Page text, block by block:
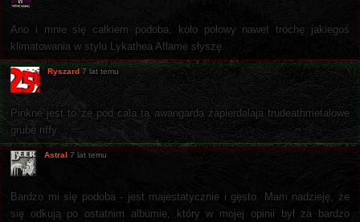
Ano i mnie się całkiem podoba, koło połowy nawet trochę jakiegoś
klimatowania w stylu Lykathea Aflame słyszę.
Ryszard 7 lat temu
Pinkne jest to ze pod cala ta awangarda zapierdalaja trudeathmetalowe
grube riffy.
Astral 7 lat temu
Bardzo mi się podoba - jest majestatycznie i gęsto. Mam nadzieję, że
się odkują po ostatnim albumie, który w mojej opinii był za bardzo